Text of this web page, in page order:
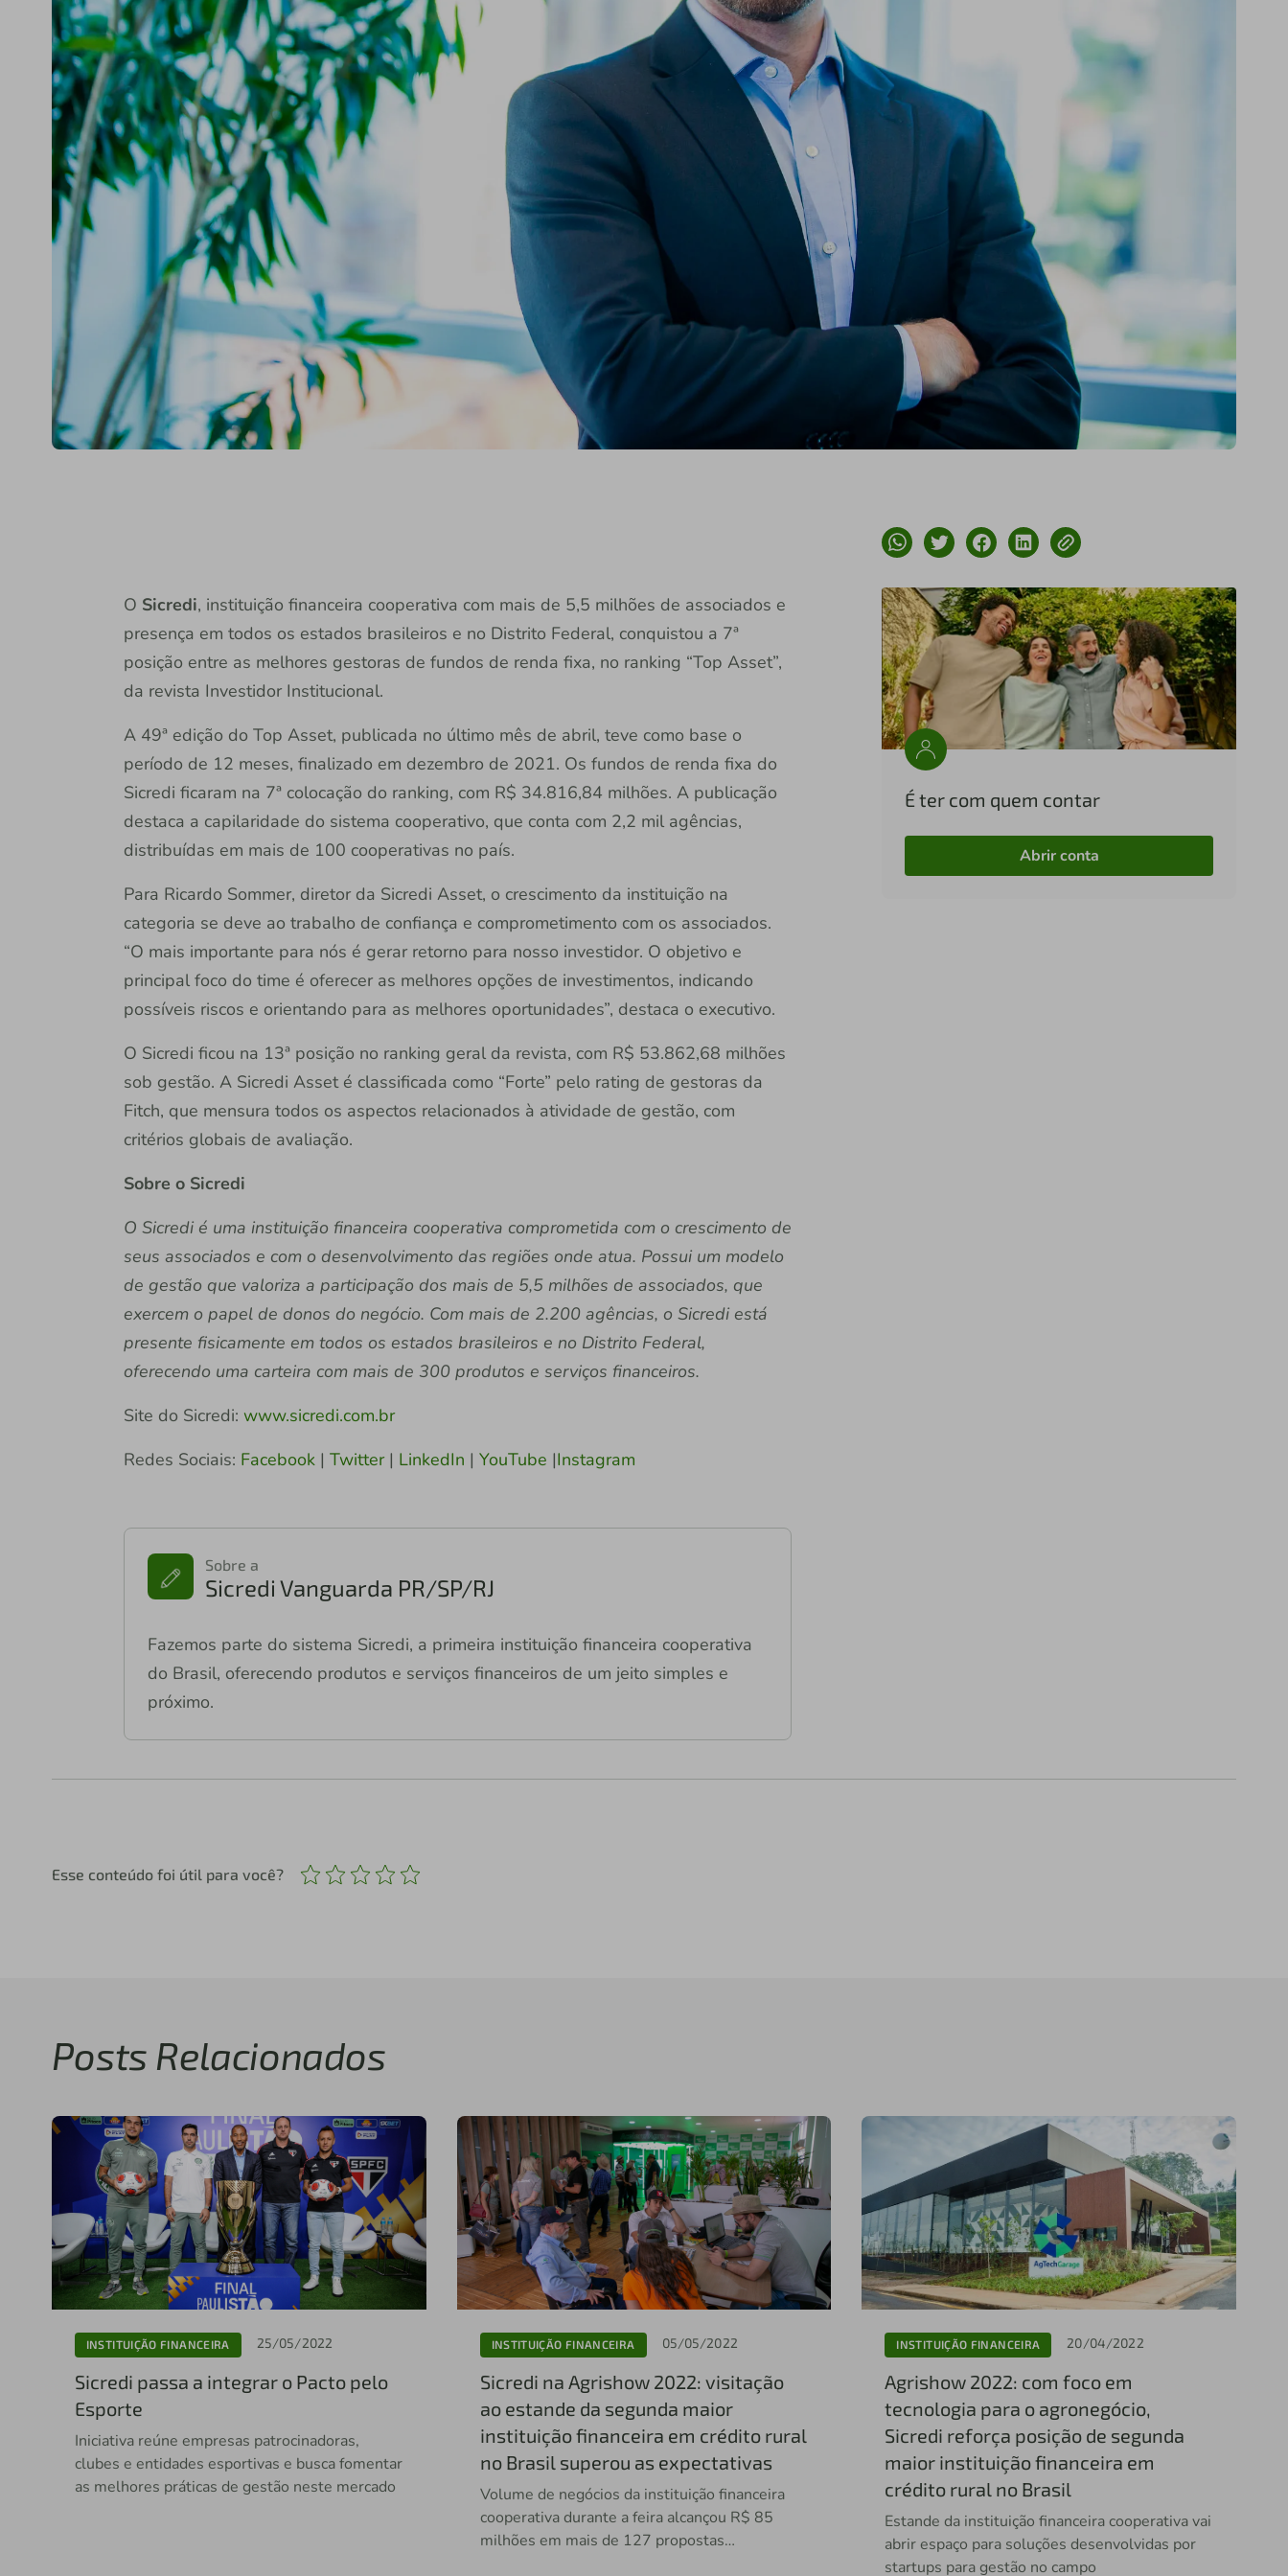
O Sicredi, instituição financeira cooperativa com mais de 5,5 milhões de associados e
presença em todos os estados brasileiros e no Distrito Federal, conquistou a 7ª
posição entre as melhores gestoras de fundos de renda fixa, no ranking “Top Asset”,
da revista Investidor Institucional.
A 49ª edição do Top Asset, publicada no último mês de abril, teve como base o
período de 12 meses, finalizado em dezembro de 2021. Os fundos de renda fixa do
Sicredi ficaram na 7ª colocação do ranking, com R$ 34.816,84 milhões. A publicação
destaca a capilaridade do sistema cooperativo, que conta com 2,2 mil agências,
distribuídas em mais de 100 cooperativas no país.
Para Ricardo Sommer, diretor da Sicredi Asset, o crescimento da instituição na
categoria se deve ao trabalho de confiança e comprometimento com os associados.
“O mais importante para nós é gerar retorno para nosso investidor. O objetivo e
principal foco do time é oferecer as melhores opções de investimentos, indicando
possíveis riscos e orientando para as melhores oportunidades”, destaca o executivo.
O Sicredi ficou na 13ª posição no ranking geral da revista, com R$ 53.862,68 milhões
sob gestão. A Sicredi Asset é classificada como “Forte” pelo rating de gestoras da
Fitch, que mensura todos os aspectos relacionados à atividade de gestão, com
critérios globais de avaliação.
Sobre o Sicredi
O Sicredi é uma instituição financeira cooperativa comprometida com o crescimento de
seus associados e com o desenvolvimento das regiões onde atua. Possui um modelo
de gestão que valoriza a participação dos mais de 5,5 milhões de associados, que
exercem o papel de donos do negócio. Com mais de 2.200 agências, o Sicredi está
presente fisicamente em todos os estados brasileiros e no Distrito Federal,
oferecendo uma carteira com mais de 300 produtos e serviços financeiros.
Site do Sicredi: www.sicredi.com.br
Redes Sociais: Facebook | Twitter | LinkedIn | YouTube |Instagram
Sobre a
Sicredi Vanguarda PR/SP/RJ
Fazemos parte do sistema Sicredi, a primeira instituição financeira cooperativa
do Brasil, oferecendo produtos e serviços financeiros de um jeito simples e
próximo.
É ter com quem contar
Abrir conta
Esse conteúdo foi útil para você?
Posts Relacionados
INSTITUIÇÃO FINANCEIRA 25/05/2022
Sicredi passa a integrar o Pacto pelo
Esporte
Iniciativa reúne empresas patrocinadoras,
clubes e entidades esportivas e busca fomentar
as melhores práticas de gestão neste mercado
INSTITUIÇÃO FINANCEIRA 05/05/2022
Sicredi na Agrishow 2022: visitação
ao estande da segunda maior
instituição financeira em crédito rural
no Brasil superou as expectativas
Volume de negócios da instituição financeira
cooperativa durante a feira alcançou R$ 85
milhões em mais de 127 propostas
INSTITUIÇÃO FINANCEIRA 20/04/2022
Agrishow 2022: com foco em
tecnologia para o agronegócio,
Sicredi reforça posição de segunda
maior instituição financeira em
crédito rural no Brasil
Estande da instituição financeira cooperativa vai
abrir espaço para soluções desenvolvidas por
startups para gestão no campo